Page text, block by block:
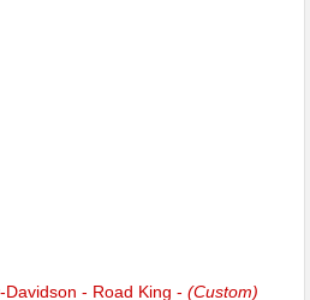
- Road King - (Custom)